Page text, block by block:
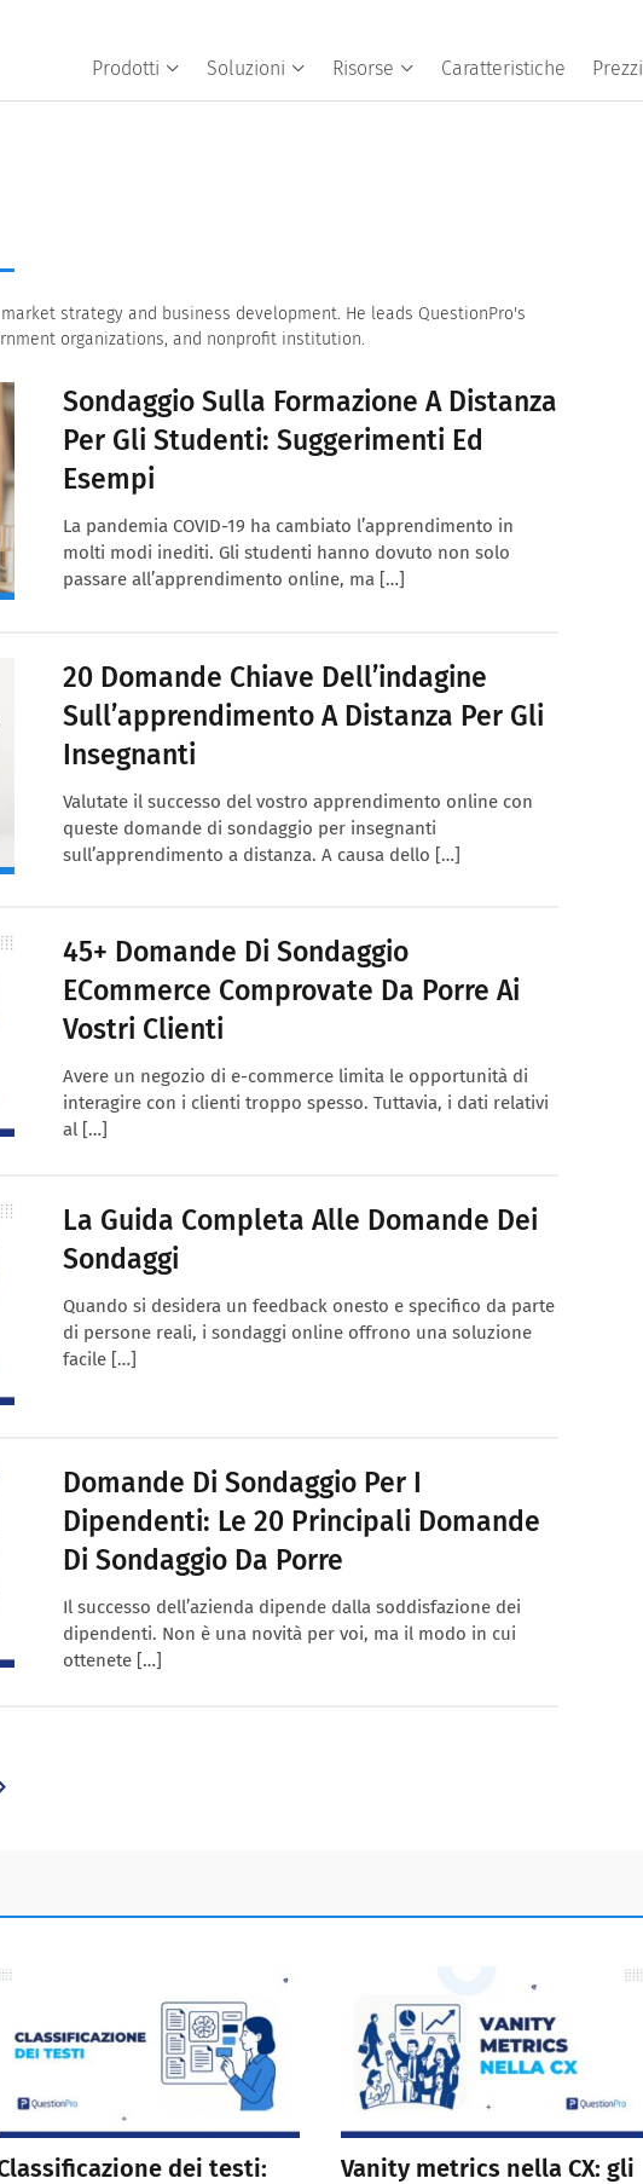
Prodotti Soluzioni Risorse Caratteristiche Prezzi
strategy and business development. He leads QuestionPro's
organizations, and nonprofit institution.
Sondaggio Sulla Formazione A Distanza
Per Gli Studenti: Suggerimenti Ed
Esempi
La pandemia COVID-19 ha cambiato l’apprendimento in
molti modi inediti. Gli studenti hanno dovuto non solo
passare all’apprendimento online, ma […]
20 Domande Chiave Dell’indagine
Sull’apprendimento A Distanza Per Gli
Insegnanti
Valutate il successo del vostro apprendimento online con
queste domande di sondaggio per insegnanti
sull’apprendimento a distanza. A causa dello […]
45+ Domande Di Sondaggio
ECommerce Comprovate Da Porre Ai
Vostri Clienti
Avere un negozio di e-commerce limita le opportunità di
interagire con i clienti troppo spesso. Tuttavia, i dati relativi
al […]
La Guida Completa Alle Domande Dei
Sondaggi
Quando si desidera un feedback onesto e specifico da parte
di persone reali, i sondaggi online offrono una soluzione
facile […]
Domande Di Sondaggio Per I
Dipendenti: Le 20 Principali Domande
Di Sondaggio Da Porre
Il successo dell’azienda dipende dalla soddisfazione dei
dipendenti. Non è una novità per voi, ma il modo in cui
ottenete […]
dei testi:
Vanity metrics nella CX: gli